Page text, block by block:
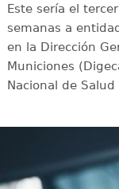
Este sería el
semanas a
en la Dirección
Municiones
Nacional de Salud